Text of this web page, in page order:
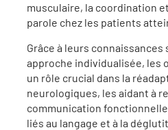
musculaire, la coordination
parole chez les patients
Grâce à leurs
approche individualisée, les
un rôle crucial dans la
neurologiques, les aidant à
communication
liés au langage et à la